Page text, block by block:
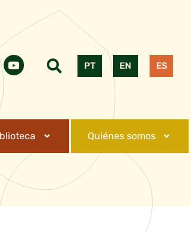
PT EN ES
Quiénes somos